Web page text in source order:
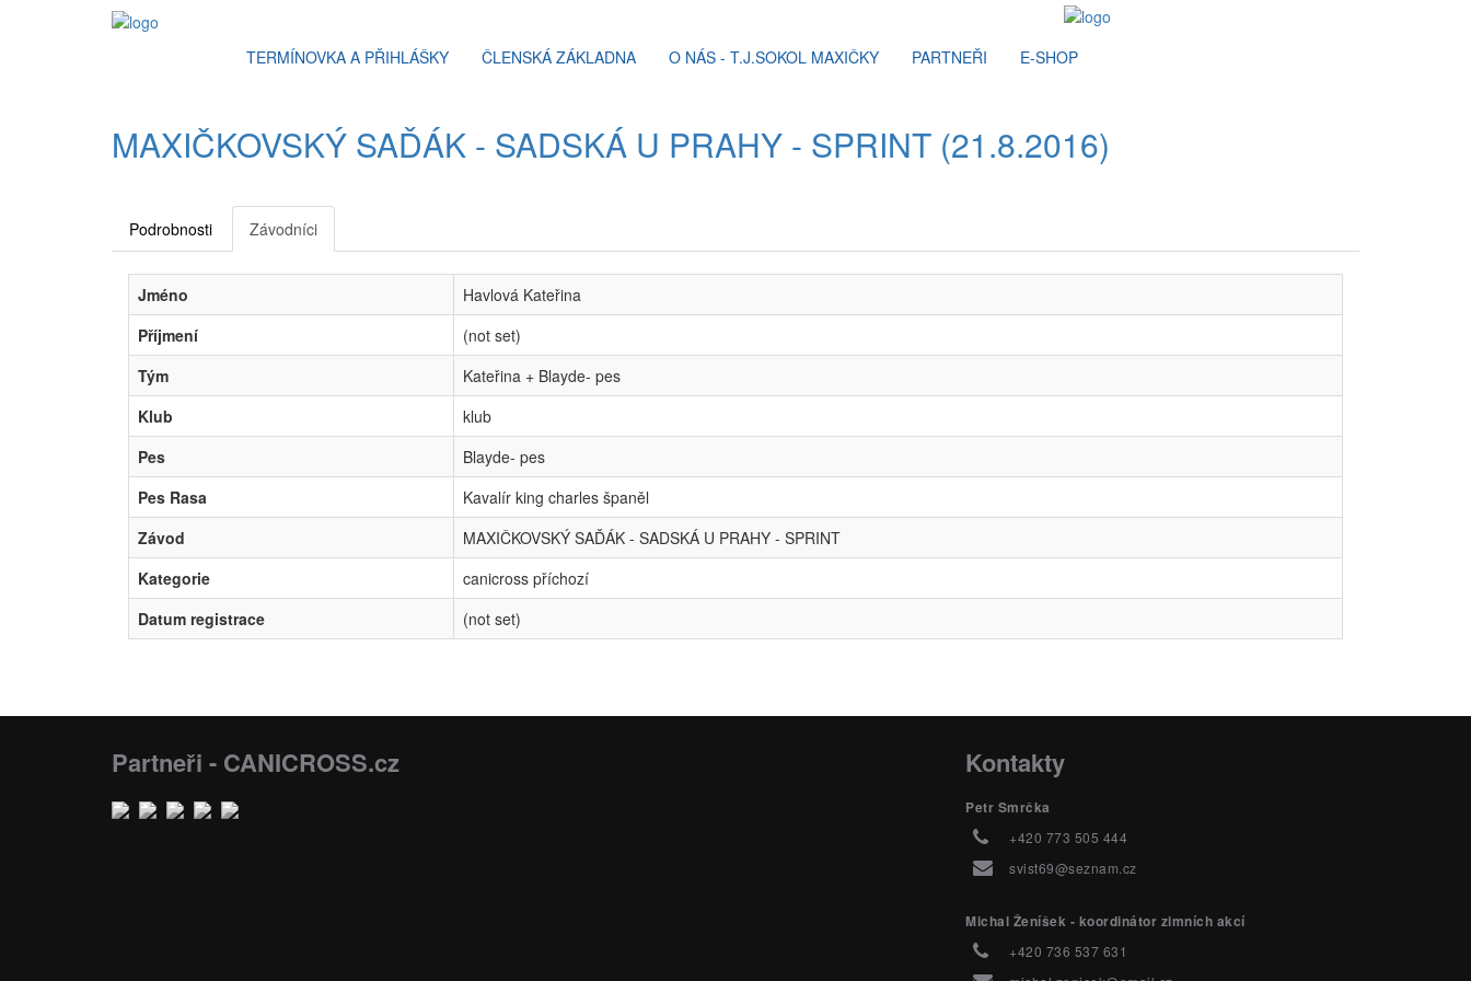
TERMÍNOVKA A PŘIHLÁŠKY ČLENSKÁ ZÁKLADNA O NÁS - T.J.SOKOL MAXIČKY PARTNEŘI E-SHOP
MAXIČKOVSKÝ SAĎÁK - SADSKÁ U PRAHY - SPRINT (21.8.2016)
Podrobnosti Závodníci
Jméno
Havlová Kateřina
Příjmení
(not set)
Tým
Kateřina + Blayde- pes
Klub
klub
Pes
Blayde- pes
Pes Rasa
Kavalír king charles španěl
Závod
MAXIČKOVSKÝ SAĎÁK - SADSKÁ U PRAHY - SPRINT
Kategorie
canicross příchozí
Datum registrace
(not set)
Partneři - CANICROSS.cz Kontakty
Petr Smrčka
+420 773 505 444
svist69@seznam.cz
Michal Ženíšek - koordinátor zimních akcí
+420 736 537 631